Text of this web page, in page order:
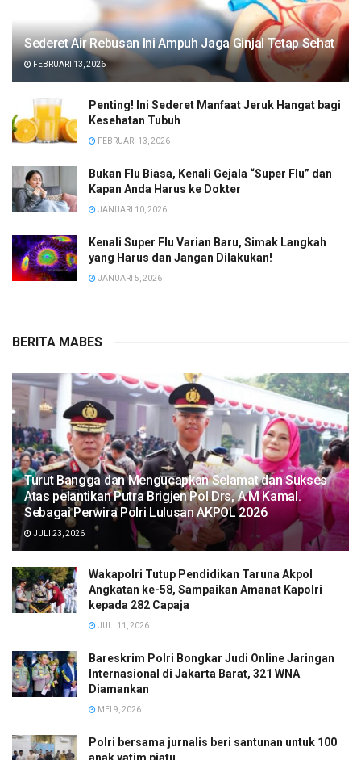
Sederet Air Rebusan Ini Ampuh Jaga Ginjal Tetap Sehat
FEBRUARI 13, 2026
Penting! Ini Sederet Manfaat Jeruk Hangat bagi
Kesehatan Tubuh
FEBRUARI 13, 2026
Bukan Flu Biasa, Kenali Gejala “Super Flu” dan
Kapan Anda Harus ke Dokter
JANUARI 10, 2026
Kenali Super Flu Varian Baru, Simak Langkah
yang Harus dan Jangan Dilakukan!
JANUARI 5, 2026
BERITA MABES
Turut Bangga dan Mengucapkan Selamat dan Sukses
Atas pelantikan Putra Brigjen Pol Drs, A.M Kamal.
Sebagai Perwira Polri Lulusan AKPOL 2026
JULI 23, 2026
Wakapolri Tutup Pendidikan Taruna Akpol
Angkatan ke-58, Sampaikan Amanat Kapolri
kepada 282 Capaja
JULI 11, 2026
Bareskrim Polri Bongkar Judi Online Jaringan
Internasional di Jakarta Barat, 321 WNA
Diamankan
MEI 9, 2026
Polri bersama jurnalis beri santunan untuk 100